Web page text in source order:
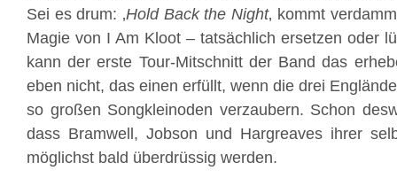
Sei es drum: ‚Hold Back the Night‚ kommt
Magie von I Am Kloot – tatsächlich ersetzen oder
kann der erste Tour-Mitschnitt der Band das
eben nicht, das einen erfüllt, wenn die drei
so großen Songkleinoden verzaubern. Schon
dass Bramwell, Jobson und Hargreaves ihrer
möglichst bald überdrüssig werden.